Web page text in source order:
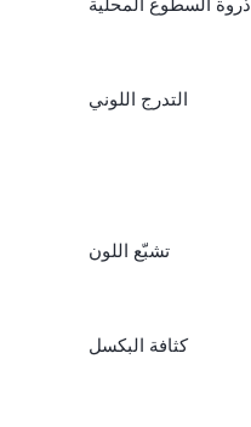
التدرج اللوني
تشبّع اللون
كثافة البكسل